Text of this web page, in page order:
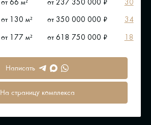
от 66 м² от 237 350 000 ₽
30
от 130 м² от 350 000 000 ₽
34
от 177 м² от 618 750 000 ₽ 18
Написать
На страницу комплекса